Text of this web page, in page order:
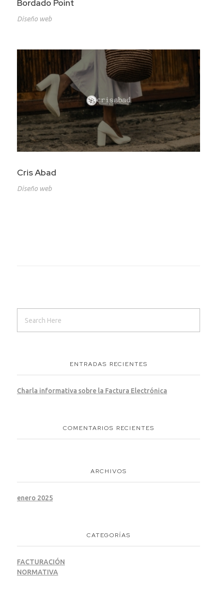
Bordado Point
Diseño web
Cris Abad
Diseño web
ENTRADAS RECIENTES
Charla informativa sobre la Factura Electrónica
COMENTARIOS RECIENTES
ARCHIVOS
enero 2025
CATEGORÍAS
FACTURACIÓN
NORMATIVA